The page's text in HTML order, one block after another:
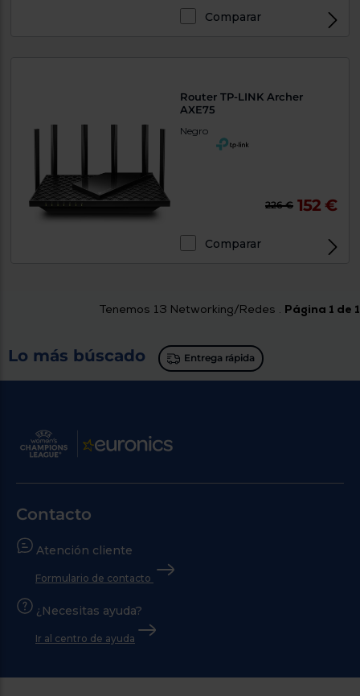
Comparar
Router TP-LINK Archer
AXE75
Negro
226 € 152 €
Comparar
Tenemos 13 Networking/Redes . Página 1 de 1
Lo más búscado Entrega rápida
Contacto
Atención cliente
Formulario de contacto
¿Necesitas ayuda?
Ir al centro de ayuda